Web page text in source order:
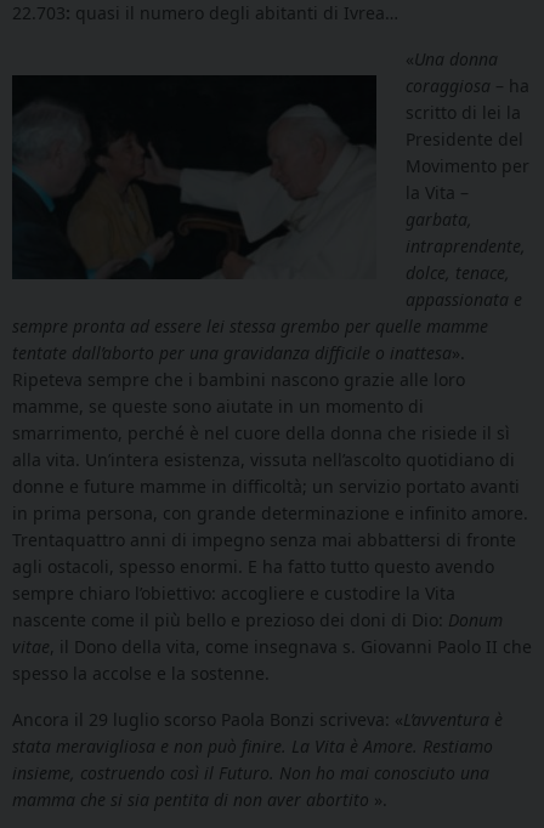
22.703: quasi il numero degli abitanti di Ivrea…
«Una donna
coraggiosa – ha
scritto di lei la
Presidente del
Movimento per
la Vita –
garbata,
intraprendente,
dolce, tenace,
appassionata e
sempre pronta ad essere lei stessa grembo per quelle mamme
tentate dall’aborto per una gravidanza difficile o inattesa».
Ripeteva sempre che i bambini nascono grazie alle loro
mamme, se queste sono aiutate in un momento di
smarrimento, perché è nel cuore della donna che risiede il sì
alla vita. Un’intera esistenza, vissuta nell’ascolto quotidiano di
donne e future mamme in difficoltà; un servizio portato avanti
in prima persona, con grande determinazione e infinito amore.
Trentaquattro anni di impegno senza mai abbattersi di fronte
agli ostacoli, spesso enormi. E ha fatto tutto questo avendo
sempre chiaro l’obiettivo: accogliere e custodire la Vita
nascente come il più bello e prezioso dei doni di Dio: Donum
vitae, il Dono della vita, come insegnava s. Giovanni Paolo II che
spesso la accolse e la sostenne.
Ancora il 29 luglio scorso Paola Bonzi scriveva: «L’avventura è
stata meravigliosa e non può finire. La Vita è Amore. Restiamo
insieme, costruendo così il Futuro. Non ho mai conosciuto una
mamma che si sia pentita di non aver abortito ».